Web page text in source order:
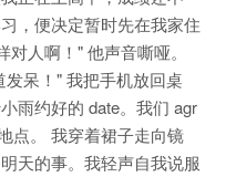
，便决定暂时先在我家住
人啊！" 他声音嘶哑。
呆！" 我把手机放回桌
雨约好的 date。我们 agr
点。 我穿着裙子走向镜
天的事。我轻声自我说服